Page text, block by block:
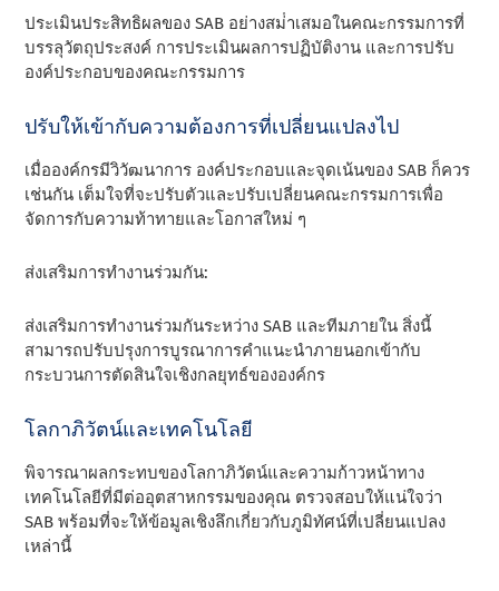
ประเมินประสิทธิผลของ SAB อย่างสม่ําเสมอในคณะกรรมการที่
บรรลุวัตถุประสงค์ การประเมินผลการปฏิบัติงาน และการปรับ
องค์ประกอบของคณะกรรมการ
ปรับให้เข้ากับความต้องการที่เปลี่ยนแปลงไป
เมื่อองค์กรมีวิวัฒนาการ องค์ประกอบและจุดเน้นของ SAB ก็ควร
เช่นกัน เต็มใจที่จะปรับตัวและปรับเปลี่ยนคณะกรรมการเพื่อ
จัดการกับความท้าทายและโอกาสใหม่ ๆ
ส่งเสริมการทํางานร่วมกัน:
ส่งเสริมการทํางานร่วมกันระหว่าง SAB และทีมภายใน สิ่งนี้
สามารถปรับปรุงการบูรณาการคําแนะนําภายนอกเข้ากับ
กระบวนการตัดสินใจเชิงกลยุทธ์ขององค์กร
โลกาภิวัตน์และเทคโนโลยี
พิจารณาผลกระทบของโลกาภิวัตน์และความก้าวหน้าทาง
เทคโนโลยีที่มีต่ออุตสาหกรรมของคุณ ตรวจสอบให้แน่ใจว่า
SAB พร้อมที่จะให้ข้อมูลเชิงลึกเกี่ยวกับภูมิทัศน์ที่เปลี่ยนแปลง
เหล่านี้